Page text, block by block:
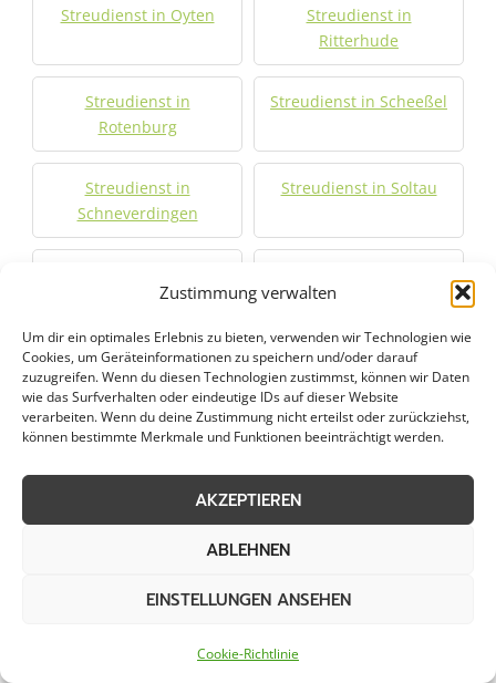
Zustimmung verwalten
Um dir ein optimales Erlebnis zu bieten, verwenden wir Technologien wie
Cookies, um Geräteinformationen zu speichern und/oder darauf
zuzugreifen. Wenn du diesen Technologien zustimmst, können wir Daten
wie das Surfverhalten oder eindeutige IDs auf dieser Website
verarbeiten. Wenn du deine Zustimmung nicht erteilst oder zurückziehst,
können bestimmte Merkmale und Funktionen beeinträchtigt werden.
AKZEPTIEREN
ABLEHNEN
EINSTELLUNGEN ANSEHEN
Cookie-Richtlinie
Streudienst in Oyten
Streudienst in
Ritterhude
Streudienst in
Rotenburg
Streudienst in Scheeßel
Streudienst in
Schneverdingen
Streudienst in Soltau
Streudienst in Syke
Streudienst in
Twistringen
Streudienst in
Visselhövede
Streudienst in Walsrode
Streudienst in Zeven
Jetzt Anfrage stellen